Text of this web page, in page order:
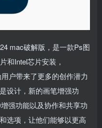
mac破解版，是一款Ps图
和Intel芯片安装，
户带来了更多的创作潜力
设计，新的画笔增强功
强功能以及协作和共享功
选项，让他们能够以更高